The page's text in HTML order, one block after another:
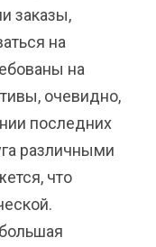
заказы,
на
на
очевидно,
последних
различными
что